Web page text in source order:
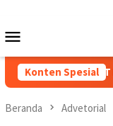
konten
Mobile
Konten Spesial
HUT RI KE-
Beranda Advetorial